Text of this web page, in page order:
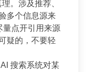
。涉及推荐、
多个信息源来
量点开引用来源
疑的，不要轻
搜索系统对某